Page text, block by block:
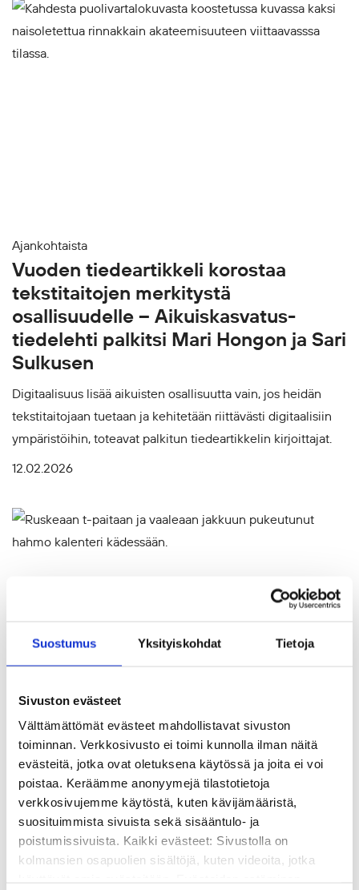
Suostumus Yksityiskohdat Tietoja
Sivuston evästeet
Välttämättömät evästeet mahdollistavat sivuston
toiminnan. Verkkosivusto ei toimi kunnolla ilman näitä
evästeitä, jotka ovat oletuksena käytössä ja joita ei voi
poistaa. Keräämme anonyymejä tilastotietoja
verkkosivujemme käytöstä, kuten kävijämääristä,
suosituimmista sivuista sekä sisääntulo- ja
poistumissivuista. Kaikki evästeet: Sivustolla on
kolmansien osapuolien sisältöjä, kuten videoita, jotka
Ajankohtaista
Vuoden tiedeartikkeli korostaa
tekstitaitojen merkitystä
osallisuudelle – Aikuiskasvatus-
tiedelehti palkitsi Mari Hongon ja Sari
Sulkusen
Digitaalisuus lisää aikuisten osallisuutta vain, jos heidän
tekstitaitojaan tuetaan ja kehitetään riittävästi digitaalisiin
ympäristöihin, toteavat palkitun tiedeartikkelin kirjoittajat.
12.02.2026
Ajankohtaista
Aikuiskasvatus-tiedelehti: Kilpailu
työpaikoista alkaa jo yliopistossa –
tutkijat kannustavat omien mallien
rakentamiseen